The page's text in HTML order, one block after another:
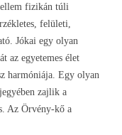
fizikán túli
felületi,
Jókai egy olyan
az egyetemes élet
harmóniája. Egy olyan
zajlik a
Az Örvény-kő a